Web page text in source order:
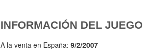
INFORMACIÓN DEL JUEGO
A la venta en España: 9/2/2007